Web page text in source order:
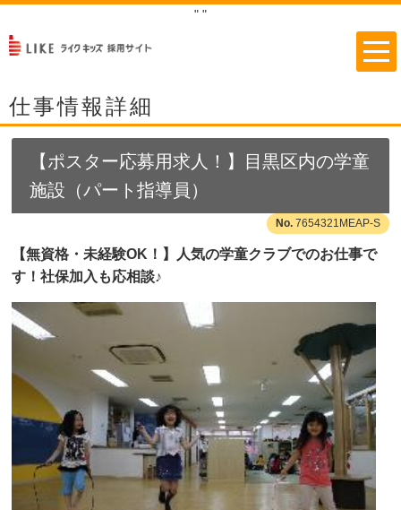
" "
仕事情報詳細
【ポスター応募用求人！】目黒区内の学童
施設（パート指導員）
7654321MEAP-S
【無資格・未経験OK！】人気の学童クラブでのお仕事で
す！社保加入も応相談♪